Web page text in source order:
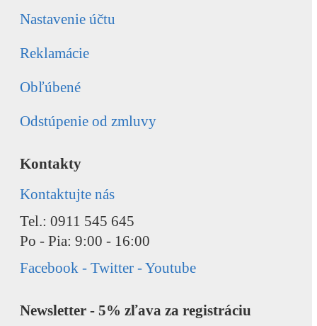
Nastavenie účtu
Reklamácie
Obľúbené
Odstúpenie od zmluvy
Kontakty
Kontaktujte nás
Tel.: 0911 545 645
Po - Pia: 9:00 - 16:00
Facebook - Twitter - Youtube
Newsletter - 5% zľava za registráciu